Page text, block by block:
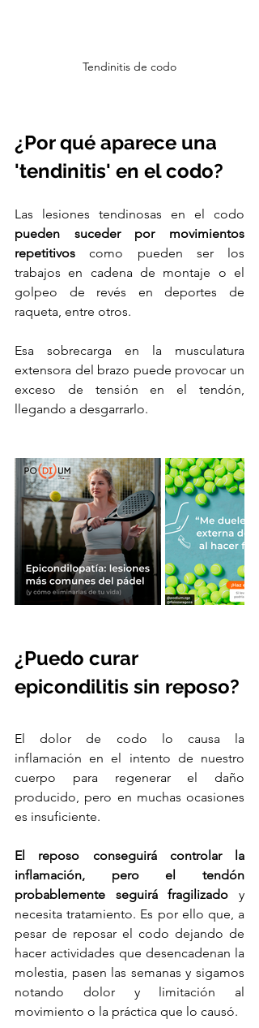
Tendinitis de codo
¿Por qué aparece una
'tendinitis' en el codo?
pueden suceder por movimientos
repetitivos como pueden ser los
trabajos en cadena de montaje o el
golpeo de revés en deportes de
raqueta, entre otros.
Esa sobrecarga en la musculatura
extensora del brazo puede provocar un
exceso de tensión en el tendón,
llegando a desgarrarlo.
¿Puedo curar
epicondilitis sin reposo?
El dolor de codo lo causa la
inflamación en el intento de nuestro
cuerpo para regenerar el daño
producido, pero en muchas ocasiones
es insuficiente.
El reposo conseguirá controlar la
inflamación, pero el tendón
probablemente seguirá fragilizado y
necesita tratamiento. Es por ello que, a
pesar de reposar el codo dejando de
hacer actividades que desencadenan la
molestia, pasen las semanas y sigamos
notando dolor y limitación al
movimiento o la práctica que lo causó.